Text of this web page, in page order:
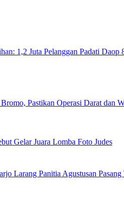
1,2 Juta Pelanggan Padati Daop
Pastikan Operasi Darat dan
Gelar Juara Lomba Foto Judes
Larang Panitia Agustusan Pasang